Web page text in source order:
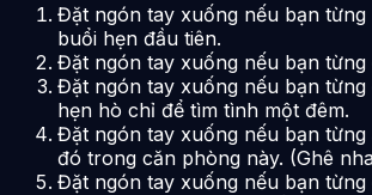
Đặt ngón tay xuống nếu bạn từng
buổi hẹn đầu tiên.
Đặt ngón tay xuống nếu bạn từng
Đặt ngón tay xuống nếu bạn từng
hẹn hò chỉ để tìm tình một đêm.
Đặt ngón tay xuống nếu bạn từng
đó trong căn phòng này. (Ghê
Đặt ngón tay xuống nếu bạn từng